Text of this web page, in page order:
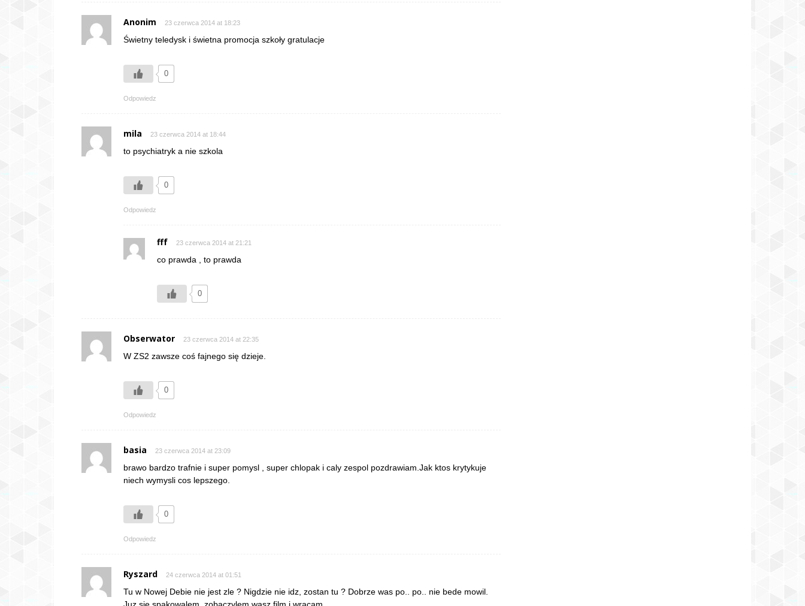
Anonim 23 czerwca 2014 at 18:23
Świetny teledysk i świetna promocja szkoły gratulacje
0
Odpowiedz
mila 23 czerwca 2014 at 18:44
to psychiatryk a nie szkola
0
Odpowiedz
fff 23 czerwca 2014 at 21:21
co prawda , to prawda
0
Obserwator 23 czerwca 2014 at 22:35
W ZS2 zawsze coś fajnego się dzieje.
0
Odpowiedz
basia 23 czerwca 2014 at 23:09
brawo bardzo trafnie i super pomysl , super chlopak i caly zespol pozdrawiam.Jak ktos krytykuje
niech wymysli cos lepszego.
0
Odpowiedz
Ryszard 24 czerwca 2014 at 01:51
Tu w Nowej Debie nie jest zle ? Nigdzie nie idz, zostan tu ? Dobrze was po.. po.. nie bede mowil.